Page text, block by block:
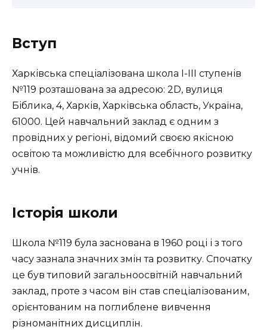
Вступ
Харківська спеціалізована школа I-III ступенів
№119 розташована за адресою: 2D, вулиця
Біблика, 4, Харків, Харківська область, Україна,
61000. Цей навчальний заклад є одним з
провідних у регіоні, відомий своєю якісною
освітою та можливістю для всебічного розвитку
учнів.
Історія школи
Школа №119 була заснована в 1960 році і з того
часу зазнала значних змін та розвитку. Спочатку
це був типовий загальноосвітній навчальний
заклад, проте з часом він став спеціалізованим,
орієнтованим на поглиблене вивчення
різноманітних дисциплін.